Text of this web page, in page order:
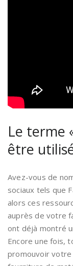
Le terme
être
Avez-vous de
sociaux tels que
alors ces
auprès de votre
ont déjà montré
Encore une fois,
promouvoir